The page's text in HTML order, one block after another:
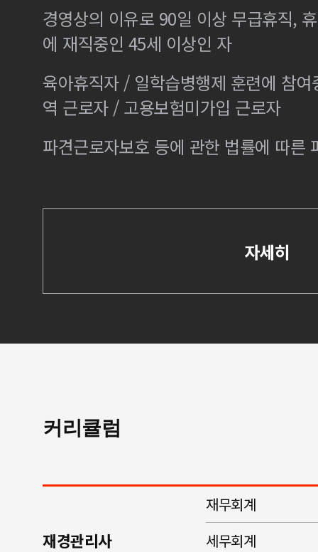
경영상의 이유로 90일 이상 무급휴직,
에 재직중인 45세 이상인 자
육아휴직자 / 일학습병행제 훈련에 참
역 근로자 / 고용보험미가입 근로자
파견근로자보호 등에 관한 법률에 따른
자세히
커리큘럼
재경관리사
재무회계
세무회계